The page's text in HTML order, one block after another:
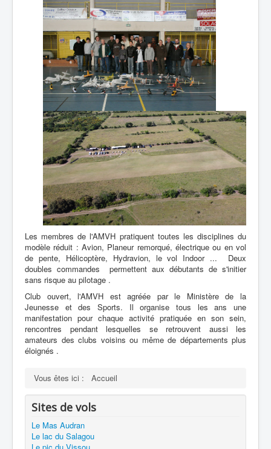
Les membres de l'AMVH pratiquent toutes les disciplines du
modèle réduit : Avion, Planeur remorqué, électrique ou en vol
de pente, Hélicoptère, Hydravion, le vol Indoor ... Deux
doubles commandes permettent aux débutants de s'initier
sans risque au pilotage .
Club ouvert, l'AMVH est agréée par le Ministère de la
Jeunesse et des Sports. Il organise tous les ans une
manifestation pour chaque activité pratiquée en son sein,
rencontres pendant lesquelles se retrouvent aussi les
amateurs des clubs voisins ou même de départements plus
éloignés .
Vous êtes ici : Accueil
Sites de vols
Le Mas Audran
Le lac du Salagou